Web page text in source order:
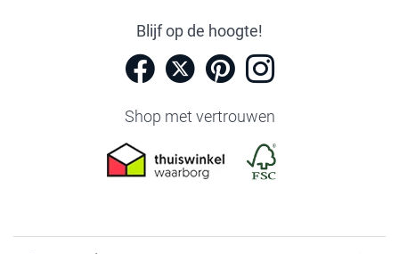
Blijf op de hoogte!
Shop met vertrouwen